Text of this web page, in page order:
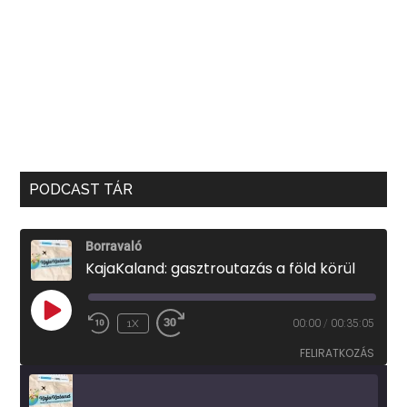
PODCAST TÁR
Borravaló
KajaKaland: gasztroutazás a föld körül
PLAY
EPISODE
1X 00:00 / 00:35:05
FELIRATKOZÁS